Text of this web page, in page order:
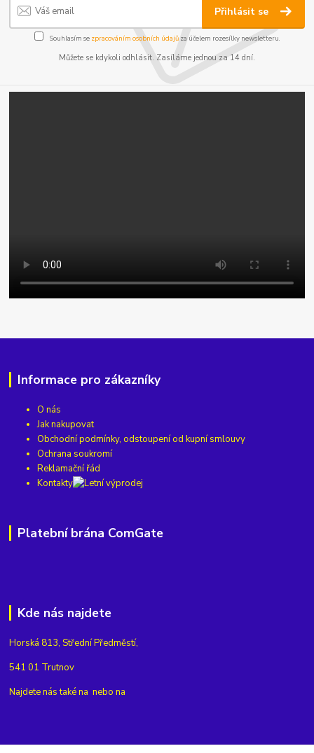
Přihlásit se
Souhlasím se zpracováním osobních údajůza účelem rozesílky newsletteru.
Můžete se kdykoli odhlásit. Zasíláme jednou za 14 dní.
Informace pro zákazníky
O nás
Jak nakupovat
Obchodní podmínky, odstoupení od kupní smlouvy
Ochrana soukromí
Reklamační řád
Kontakty
Platební brána ComGate
Kde nás najdete
Horská 813, Střední Předměstí,
541 01 Trutnov
Najdete nás také na nebo na